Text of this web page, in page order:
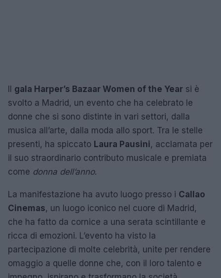
Il gala Harper’s Bazaar Women of the Year si è
svolto a Madrid, un evento che ha celebrato le
donne che si sono distinte in vari settori, dalla
musica all’arte, dalla moda allo sport. Tra le stelle
presenti, ha spiccato Laura Pausini, acclamata per
il suo straordinario contributo musicale e premiata
come donna dell’anno.
La manifestazione ha avuto luogo presso i Callao
Cinemas, un luogo iconico nel cuore di Madrid,
che ha fatto da cornice a una serata scintillante e
ricca di emozioni. L’evento ha visto la
partecipazione di molte celebrità, unite per rendere
omaggio a quelle donne che, con il loro talento e